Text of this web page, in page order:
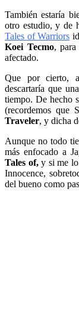
También estaría
otro estudio, y de
Tales of Warriors
Koei Tecmo, para
afectado.
Que por cierto,
descartaría que
tiempo. De hecho
(recordemos que
Traveler, y dicha
Aunque no todo
más enfocado a
Tales of,y si me lo
Innocence,
del bueno como